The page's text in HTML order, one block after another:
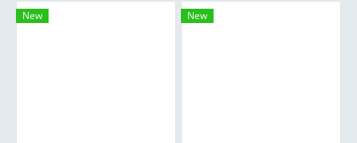
New New